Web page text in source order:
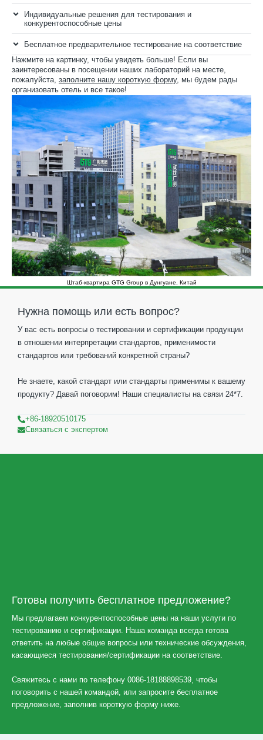
Индивидуальные решения для тестирования и
конкурентоспособные цены
Бесплатное предварительное тестирование на соответствие
Нажмите на картинку, чтобы увидеть больше! Если вы
заинтересованы в посещении наших лабораторий на месте,
пожалуйста, заполните нашу короткую форму, мы будем рады
организовать отель и все такое!
Штаб-квартира GTG Group в Дунгуане, Китай
Нужна помощь или есть вопрос?
У вас есть вопросы о тестировании и сертификации продукции
в отношении интерпретации стандартов, применимости
стандартов или требований конкретной страны?
Не знаете, какой стандарт или стандарты применимы к вашему
продукту? Давай поговорим! Наши специалисты на связи 24*7.
+86-18920510175
Связаться с экспертом
Готовы получить бесплатное предложение?
Мы предлагаем конкурентоспособные цены на наши услуги по
тестированию и сертификации. Наша команда всегда готова
ответить на любые общие вопросы или технические обсуждения,
касающиеся тестирования/сертификации на соответствие.
Свяжитесь с нами по телефону 0086-18188898539, чтобы
поговорить с нашей командой, или запросите бесплатное
предложение, заполнив короткую форму ниже.